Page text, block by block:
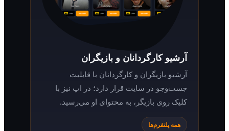
آرشیو کارگردانان و بازیگران
آرشیو بازیگران و کارگردانان با قابلیت
جست‌وجو در سایت قرار دارد؛ در اپ نیز با
کلیک روی بازیگر، به محتوای او می‌رسید.
همه پلتفرم‌ها